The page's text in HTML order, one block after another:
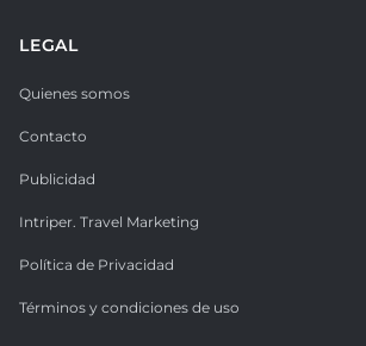
LEGAL
Quienes somos
Contacto
Publicidad
Intriper. Travel Marketing
Política de Privacidad
Términos y condiciones de uso